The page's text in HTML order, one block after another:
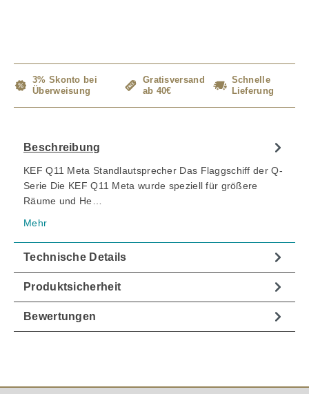
3% Skonto bei
Überweisung
Gratisversand
ab 40€
Schnelle
Lieferung
Beschreibung
KEF Q11 Meta Standlautsprecher Das Flaggschiff der Q-
Serie Die KEF Q11 Meta wurde speziell für größere
Räume und He…
Mehr
Technische Details
Produktsicherheit
Bewertungen